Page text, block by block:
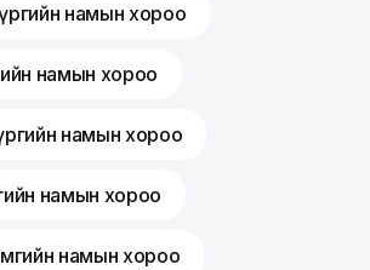
намын хороо
намын хороо
намын хороо
намын хороо
намын хороо